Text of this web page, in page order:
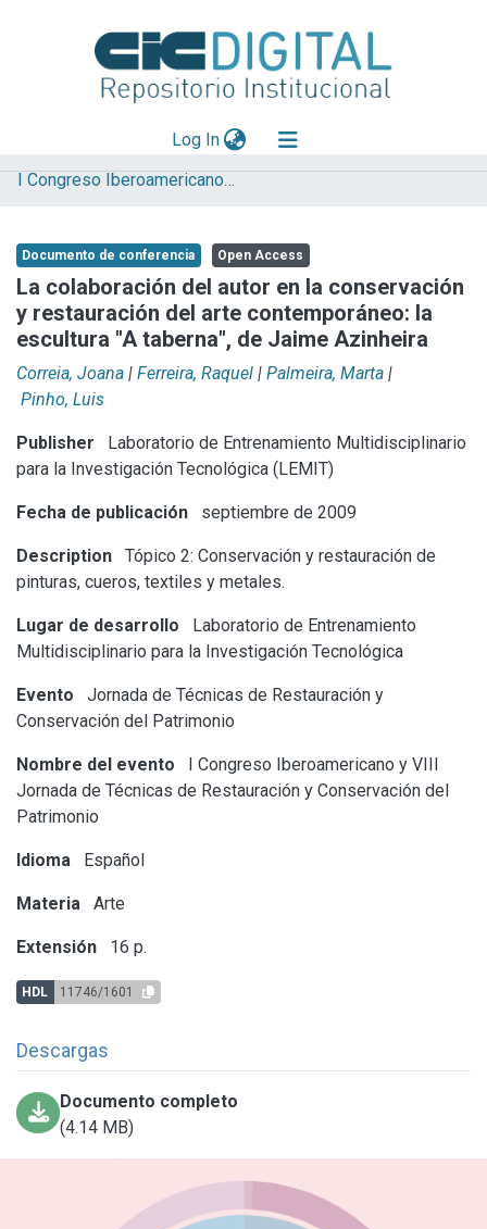
Log In(current)
Explorar
Aportar material
Statistics
I Congreso Iberoamericano y VIII Jornada de Técnicas de Restauración y Conservación del Patrimonio
Documento de conferencia Open Access
La colaboración del autor en la conservación
y restauración del arte contemporáneo: la
escultura "A taberna", de Jaime Azinheira
Correia, Joana | Ferreira, Raquel | Palmeira, Marta |
Pinho, Luis
Publisher
Laboratorio de Entrenamiento Multidisciplinario
para la Investigación Tecnológica (LEMIT)
Fecha de publicación septiembre de 2009
Description
Tópico 2: Conservación y restauración de
pinturas, cueros, textiles y metales.
Lugar de desarrollo
Laboratorio de Entrenamiento
Multidisciplinario para la Investigación Tecnológica
Evento
Jornada de Técnicas de Restauración y
Conservación del Patrimonio
Nombre del evento
I Congreso Iberoamericano y VIII
Jornada de Técnicas de Restauración y Conservación del
Patrimonio
Idioma Español
Materia Arte
Extensión 16 p.
HDL 11746/1601
Descargas
Documento completo
(4.14 MB)